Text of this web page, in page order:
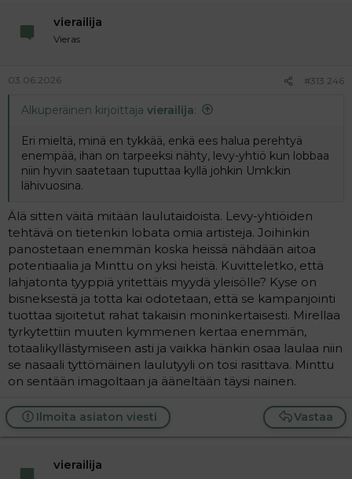
vierailija
Vieras
03.06.2026 #313 246
Alkuperäinen kirjoittaja vierailija:
Eri mieltä, minä en tykkää, enkä ees halua perehtyä
enempää, ihan on tarpeeksi nähty, levy-yhtiö kun lobbaa
niin hyvin saatetaan tuputtaa kyllä johkin Umk:kin
lähivuosina.
Älä sitten väitä mitään laulutaidoista. Levy-yhtiöiden
tehtävä on tietenkin lobata omia artisteja. Joihinkin
panostetaan enemmän koska heissä nähdään aitoa
potentiaalia ja Minttu on yksi heistä. Kuvitteletko, että
lahjatonta tyyppiä yritettäis myydä yleisölle? Kyse on
bisneksestä ja totta kai odotetaan, että se kampanjointi
tuottaa sijoitetut rahat takaisin moninkertaisesti. Mirellaa
tyrkytettiin muuten kymmenen kertaa enemmän,
totaalikyllästymiseen asti ja vaikka hänkin osaa laulaa niin
se nasaali tyttömäinen laulutyyli on tosi rasittava. Minttu
on sentään imagoltaan ja ääneltään täysi nainen.
Vastaa
Ilmoita asiaton viesti
vierailija